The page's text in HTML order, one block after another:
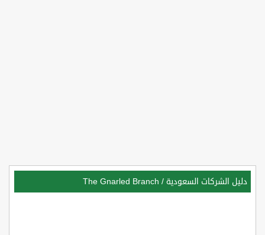
دليل الشركات السعودية /
The Gnarled Branch